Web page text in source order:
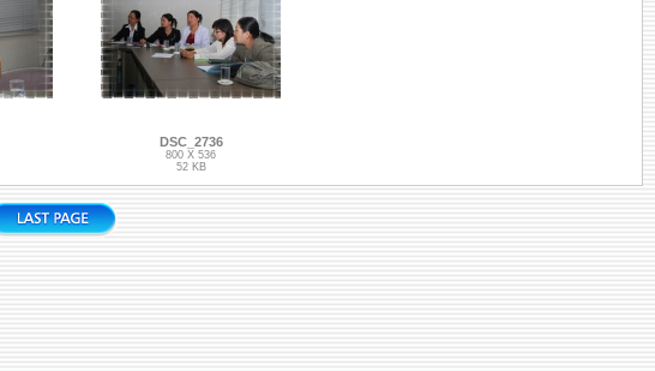
DSC_2736
800 X 536
52 KB